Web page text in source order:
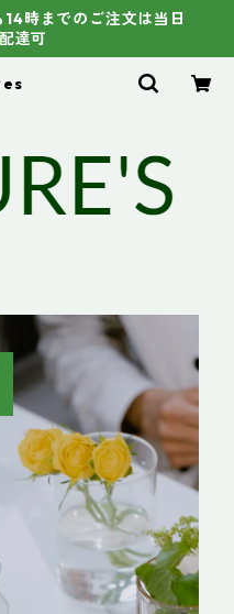
時までのご注文は当日
達可